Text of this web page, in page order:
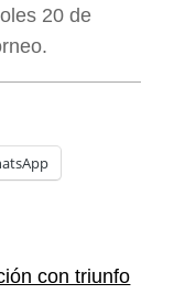
20 de
con triunfo